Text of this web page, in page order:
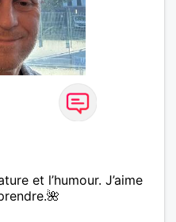
et l’humour. J’aime